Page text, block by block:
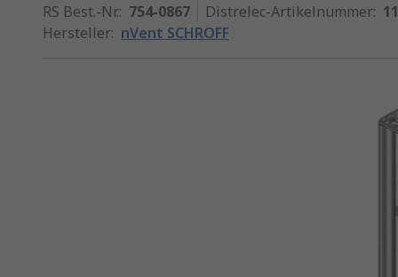
RS Best.-Nr.: 754-0867 Distrelec-Artikelnummer:
Hersteller: nVent SCHROFF